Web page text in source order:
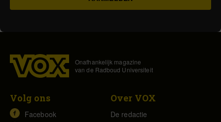
Onafhankelijk magazine
van de Radboud Universiteit
Volg ons
Facebook
Over VOX
De redactie